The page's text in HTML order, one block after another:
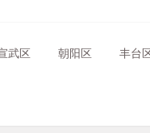
武区 朝阳区 丰台